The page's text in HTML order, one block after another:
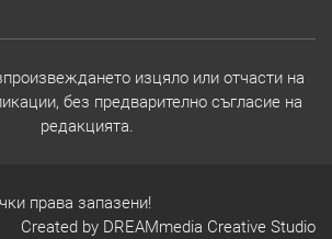
изцяло или отчасти на
без предварително съгласие на
редакцията.
права запазени!
Created by DREAMmedia Creative Studio